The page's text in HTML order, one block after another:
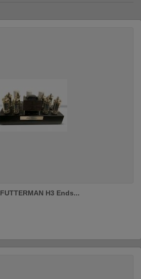
FUTTERMAN H3 Ends...